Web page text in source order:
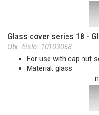
Glass cover series 18 -
Obj. číslo: 10103068
For use with cap nut
Material: glass